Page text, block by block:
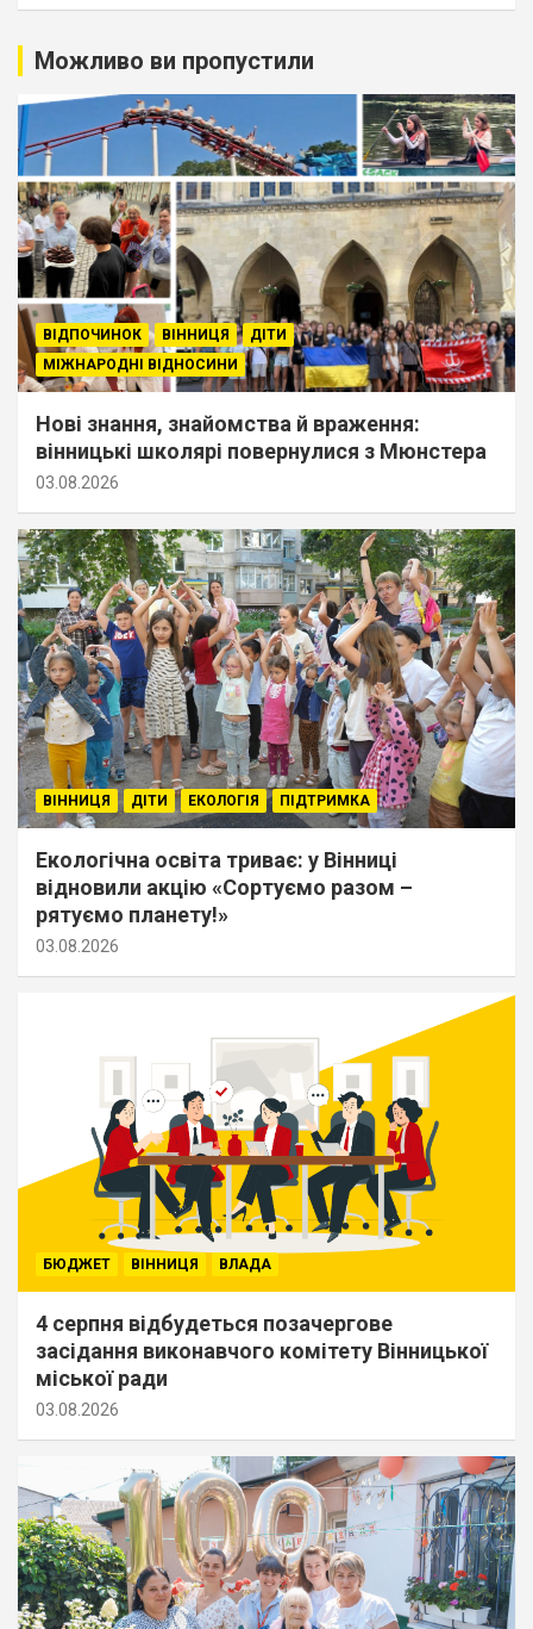
Можливо ви пропустили
ВІДПОЧИНОК ВІННИЦЯ
ДІТИ
МІЖНАРОДНІ ВІДНОСИНИ
Нові знання, знайомства й враження:
вінницькі школярі повернулися з Мюнстера
03.08.2026
ВІННИЦЯ ДІТИ ЕКОЛОГІЯ ПІДТРИМКА
Екологічна освіта триває: у Вінниці
відновили акцію «Сортуємо разом –
рятуємо планету!»
03.08.2026
БЮДЖЕТ ВІННИЦЯ ВЛАДА
4 серпня відбудеться позачергове
засідання виконавчого комітету Вінницької
міської ради
03.08.2026